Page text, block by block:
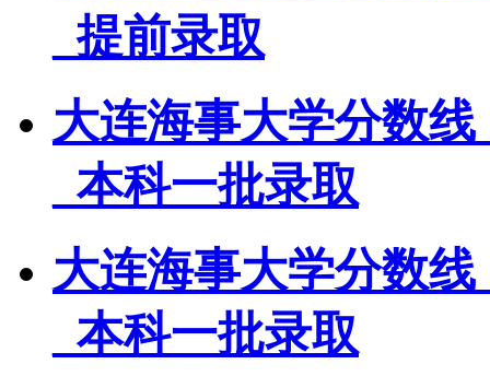
_提前录取
大连海事大学分数
_本科一批录取
大连海事大学分数
_本科一批录取